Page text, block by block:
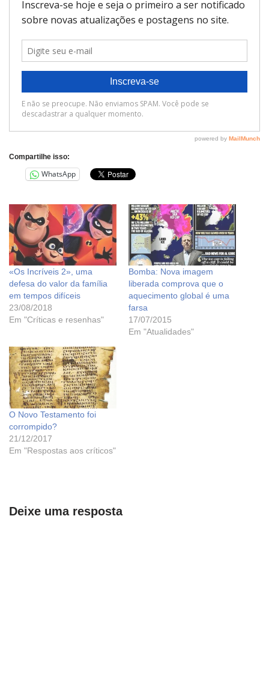
Compartilhe isso:
WhatsApp
«Os Incríveis 2», uma
defesa do valor da família
em tempos difíceis
23/08/2018
Em "Críticas e resenhas"
Bomba: Nova imagem
liberada comprova que o
aquecimento global é uma
farsa
17/07/2015
Em "Atualidades"
O Novo Testamento foi
corrompido?
21/12/2017
Em "Respostas aos críticos"
Deixe uma resposta